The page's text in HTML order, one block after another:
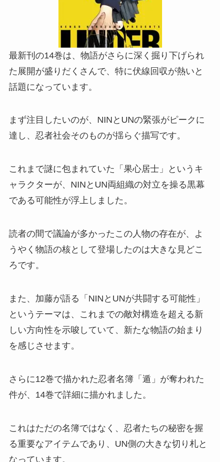
最新刊の14巻は、物語がさらに深く掘り下げられ
た展開が盛りだくさんで、特に伏線回収が熱いと
話題になっています。
まず注目したいのが、NINとUNの緊張がピークに
達し、忍者社会そのものが揺らぐ描写です。
これまで謎に包まれていた「果心居士」というキ
ャラクターが、NINとUN両組織の対立を操る黒幕
である可能性が浮上しました。
読者の間で議論が多かったこの人物の存在が、よ
うやく物語の核として登場したのは大きな見どこ
ろです。
また、加藤が語る「NINとUNが共闘する可能性」
というテーマは、これまでの敵対構造を超える新
しい方向性を示唆していて、新たな物語の始まり
を感じさせます。
さらに12巻で描かれた忍者名簿「遁」が奪われた
件が、14巻で詳細に描かれました。
これはただの名簿ではなく、忍者たちの秘密を握
る重要なアイテムであり、UN側の大きな切り札と
なっています。